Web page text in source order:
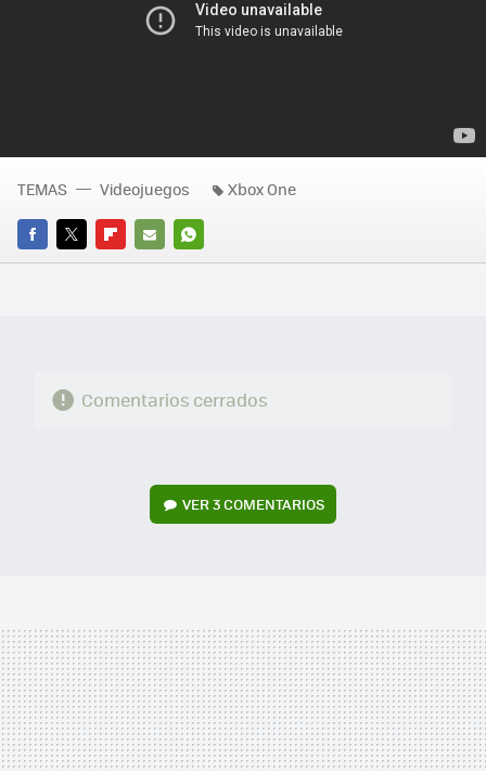
FACEBOOK
TWITTERFLIPBOARD
E-
WHATSAPP
TEMAS Videojuegos Xbox One
Comentarios cerrados
VER3 COMENTARIOS